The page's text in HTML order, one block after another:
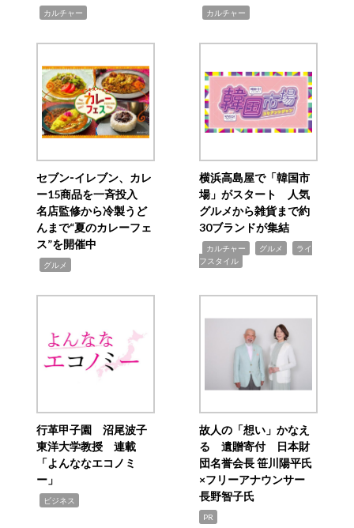
カルチャー カルチャー
セブン‐イレブン、カレ
ー15商品を一斉投入
名店監修から冷製うど
んまで“夏のカレーフェ
ス”を開催中
グルメ
横浜高島屋で「韓国市
場」がスタート 人気
グルメから雑貨まで約
30ブランドが集結
カルチャー グルメ
ライ
フスタイル
行革甲子園 沼尾波子
東洋大学教授 連載
「よんななエコノミ
ー」
ビジネス
故人の「想い」かなえ
る 遺贈寄付 日本財
団名誉会長 笹川陽平氏
×フリーアナウンサー
長野智子氏
PR